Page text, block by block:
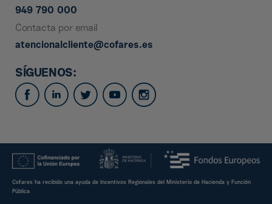
949 790 000
Contacta por email
atencionalcliente@cofares.es
SÍGUENOS:
Cofares ha recibido una ayuda de Incentivos Regionales del Ministerio de Hacienda y Función
Pública